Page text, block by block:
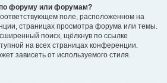
форуму или форумам?
поле, расположенном на
страницах просмотра форума или темы.
поиск, щёлкнув по ссылке
на всех страницах конференции.
зависеть от используемого стиля.